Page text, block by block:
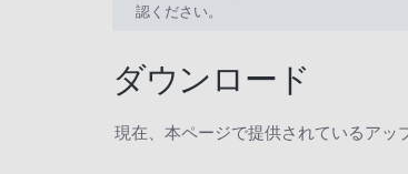
認ください。
ダウンロード
現在、本ページで提供されているアッ